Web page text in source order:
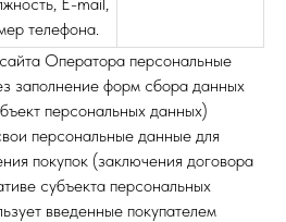
телефона.
Оператора персональные
заполнение форм сбора данных
персональных данных)
персональные данные для
покупок (заключения договора
субъекта персональных
введенные покупателем